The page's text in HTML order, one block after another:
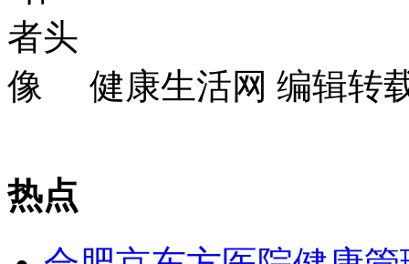
健康生活网 编辑转
热点